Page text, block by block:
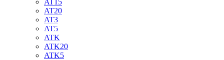
AT15
AT20
AT3
AT5
ATK
ATK20
ATK5